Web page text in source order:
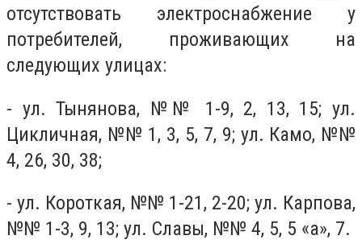
отсутствовать электроснабжение у
потребителей, проживающих на
следующих улицах:
- ул. Тынянова, №№ 1-9, 2, 13, 15; ул.
Цикличная, №№ 1, 3, 5, 7, 9; ул. Камо, №№
4, 26, 30, 38;
- ул. Короткая, №№ 1-21, 2-20; ул. Карпова,
№№ 1-3, 9, 13; ул. Славы, №№ 4, 5, 5 «а», 7.